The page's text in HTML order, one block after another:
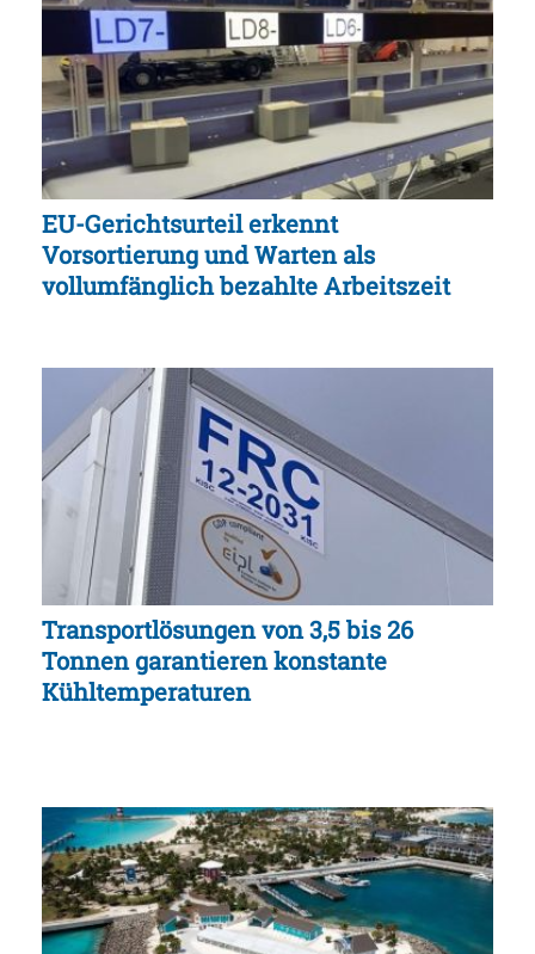
EU-Gerichtsurteil erkennt
Vorsortierung und Warten als
vollumfänglich bezahlte Arbeitszeit
Transportlösungen von 3,5 bis 26
Tonnen garantieren konstante
Kühltemperaturen